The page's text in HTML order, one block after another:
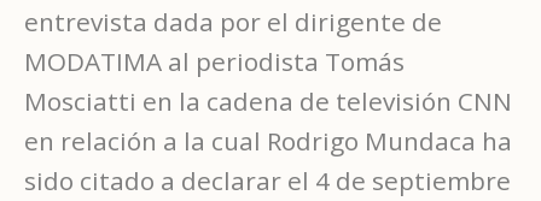
entrevista dada por el dirigente de
MODATIMA al periodista Tomás
Mosciatti en la cadena de televisión CNN
en relación a la cual Rodrigo Mundaca ha
sido citado a declarar el 4 de septiembre